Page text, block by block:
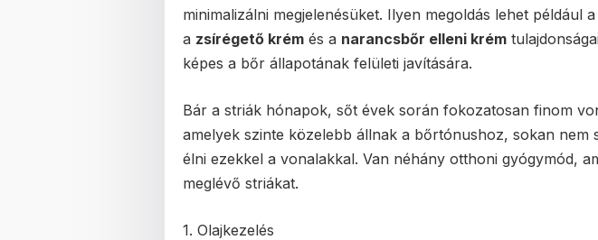
minimalizálni megjelenésüket. Ilyen megoldás lehet például a
a zsírégető krém és a narancsbőr elleni krém
képes a bőr állapotának felületi javítására.
Bár a striák hónapok, sőt évek során fokozatosan finom
amelyek szinte közelebb állnak a bőrtónushoz, sokan nem
élni ezekkel a vonalakkal. Van néhány otthoni gyógymód,
meglévő striákat.
1. Olajkezelés